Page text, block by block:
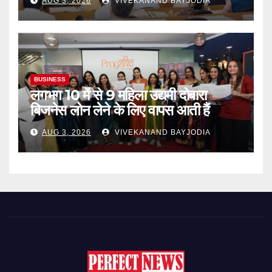
BUSINESS
लगभग 10 में से 9 महिला उद्यमी दोबारा
बिजनेस लोन लेने के लिए वापस आती हैं
AUG 3, 2026 VIVEKANAND BAYJODIA